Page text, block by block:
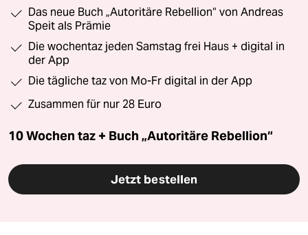
Das neue Buch „Autoritäre Rebellion“ von Andreas
Speit als Prämie
Die wochentaz jeden Samstag frei Haus + digital in
der App
Die tägliche taz von Mo-Fr digital in der App
Zusammen für nur 28 Euro
10 Wochen taz + Buch „Autoritäre Rebellion“
Jetzt bestellen